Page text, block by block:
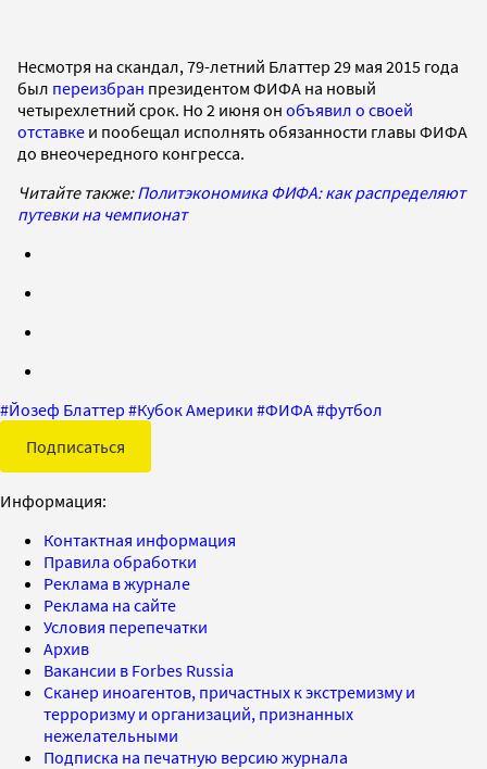
Несмотря на скандал, 79-летний Блаттер 29 мая 2015 года
был переизбран президентом ФИФА на новый
четырехлетний срок. Но 2 июня он объявил о своей
отставке и пообещал исполнять обязанности главы ФИФА
до внеочередного конгресса.
Читайте также:Политэкономика ФИФА: как распределяют
путевки на чемпионат
#Йозеф Блаттер #Кубок Америки #ФИФА#футбол
Подписаться
Информация:
Контактная информация
Правила обработки
Реклама в журнале
Реклама на сайте
Условия перепечатки
Архив
Вакансии в Forbes Russia
Сканер иноагентов, причастных к экстремизму и
терроризму и организаций, признанных
нежелательными
Подписка на печатную версию журнала